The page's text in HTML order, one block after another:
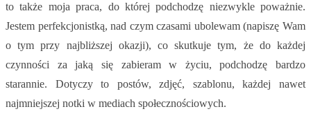
to także moja praca, do której podchodzę niezwykle poważnie.
Jestem perfekcjonistką, nad czym czasami ubolewam (napiszę Wam
o tym przy najbliższej okazji), co skutkuje tym, że do każdej
czynności za jaką się zabieram w życiu, podchodzę bardzo
starannie. Dotyczy to postów, zdjęć, szablonu, każdej nawet
najmniejszej notki w mediach społecznościowych.